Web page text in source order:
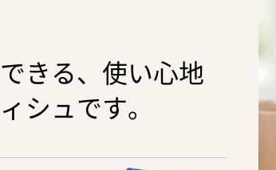
きる、使い心地
シュです。